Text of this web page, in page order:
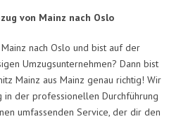
von Mainz nach Oslo
nach Oslo und bist auf der
Umzugsunternehmen? Dann bist
Mainz aus Mainz genau richtig! Wir
in der professionellen Durchführung
umfassenden Service, der dir den